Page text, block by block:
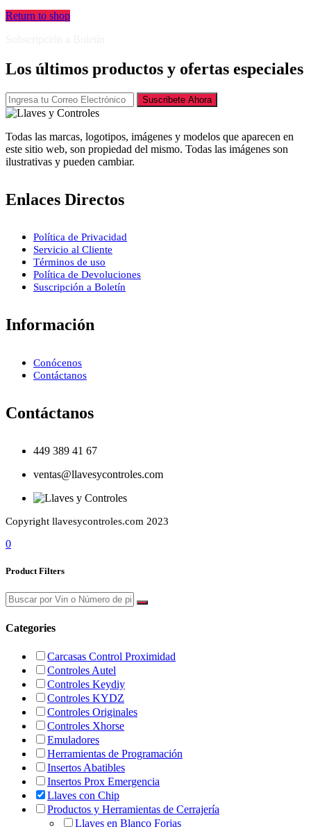
Return to shop
Los últimos productos y ofertas especiales
Suscribete Ahora
Todas las marcas, logotipos, imágenes y modelos que aparecen en
este sitio web, son propiedad del mismo. Todas las imágenes son
ilustrativas y pueden cambiar.
Enlaces Directos
Política de Privacidad
Servicio al Cliente
Términos de uso
Política de Devoluciones
Suscripción a Boletín
Información
Conócenos
Contáctanos
Contáctanos
449 389 41 67
ventas@llavesycontroles.com
Copyright llavesycontroles.com 2023
0
Product Filters
Categories
Carcasas Control Proximidad
Controles Autel
Controles Keydiy
Controles KYDZ
Controles Originales
Controles Xhorse
Emuladores
Herramientas de Programación
Insertos Abatibles
Insertos Prox Emergencia
Llaves con Chip
Productos y Herramientas de Cerrajería
Llaves en Blanco Forjas